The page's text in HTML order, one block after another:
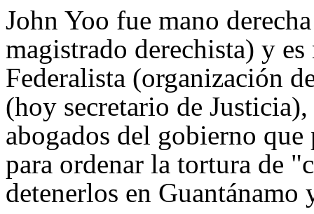
John Yoo fue mano
magistrado derechista) y
Federalista (organización
(hoy secretario de
abogados del gobierno
para ordenar la tortura de
detenerlos en Guantánamo